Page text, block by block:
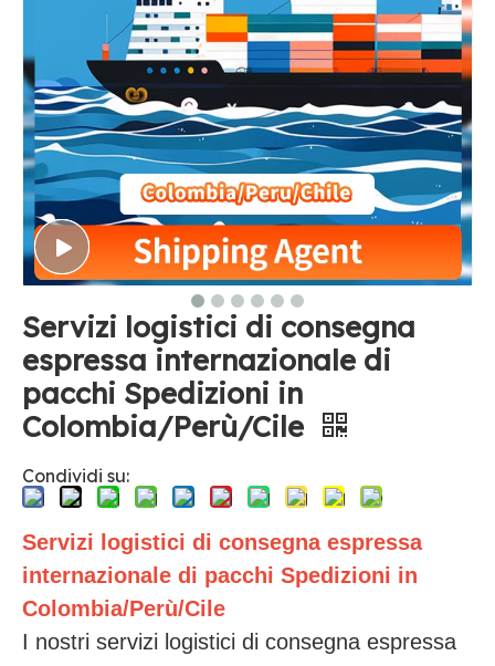
Servizi logistici di consegna
espressa internazionale di
pacchi Spedizioni in
Colombia/Perù/Cile
Condividi su:
Servizi logistici di consegna espressa
internazionale di pacchi Spedizioni in
Colombia/Perù/Cile
I nostri servizi logistici di consegna espressa